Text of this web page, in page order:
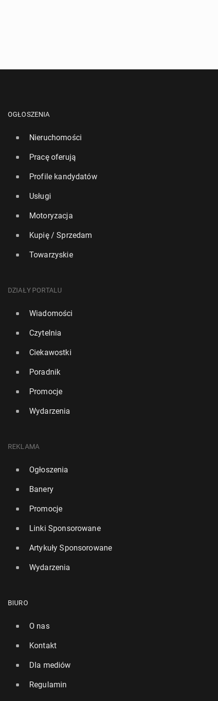
OGŁOSZENIA
Nieruchomości
Pracę oferują
Profile kandydatów
Usługi
Motoryzacja
Kupię / Sprzedam
Towarzyskie
DZIAŁY PORTALU
Wiadomości
Czytelnia
Ciekawostki
Poradnik
Promocje
Wydarzenia
REKLAMA
Ogłoszenia
Banery
Promocje
Linki Sponsorowane
Artykuły Sponsorowane
Wydarzenia
BIURO
O nas
Kontakt
Dla mediów
Regulamin